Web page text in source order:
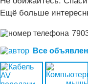
Ещё больше
Все